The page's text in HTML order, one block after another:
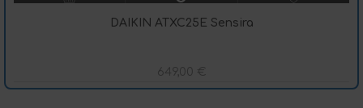
DAIKIN ATXC25E Sensira
649,00 €